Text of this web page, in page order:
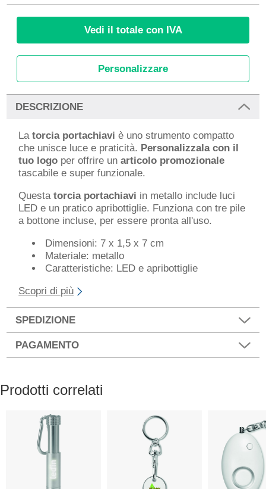
Vedi il totale con IVA
Personalizzare
DESCRIZIONE
Latorcia portachiavi è uno strumento compatto
che unisce luce e praticità. Personalizzala con il
tuo logo per offrire unarticolo promozionale
tascabile e super funzionale.
Questatorcia portachiavi in metallo include luci
LED e un pratico apribottiglie. Funziona con tre pile
a bottone incluse, per essere pronta all'uso.
Dimensioni: 7 x 1,5 x 7 cm
Materiale: metallo
Caratteristiche: LED e apribottiglie
Scopri di più
SPEDIZIONE
PAGAMENTO
Prodotti correlati